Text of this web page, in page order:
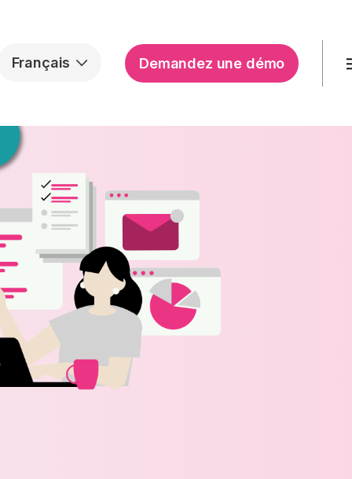
Français Demandez une démo